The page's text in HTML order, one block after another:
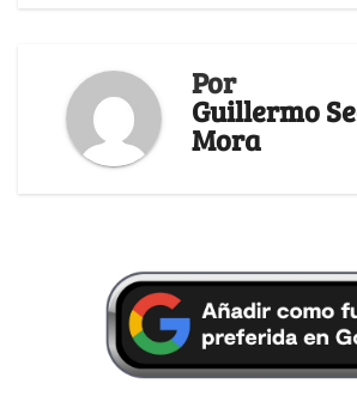
Por
Guillermo
Mora